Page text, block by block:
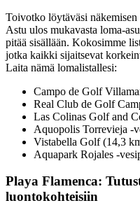
Toivotko löytäväsi
Astu ulos mukavasta loma-
pitää sisällään. Kokosimme
jotka kaikki sijaitsevat
Laita nämä lomalistallesi:
Campo de Golf
Real Club de Golf
Las Colinas Golf and
Aquopolis Torrevieja -
Vistabella Golf (14,3
Aquapark Rojales -
Playa Flamenca:
luontokohteisiin